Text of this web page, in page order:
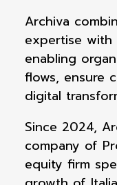
Archiva
expertise
enabling
flows, ensure
digital
Since 2024,
company of
equity firm